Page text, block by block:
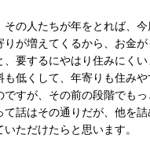
の人たちが年をとれば、
が増えてくるから、お金
要するにやはり住みにく
低くして、年寄りも住み
すが、その前の段階でも
話はその通りだが、他を
ただけたらと思います。